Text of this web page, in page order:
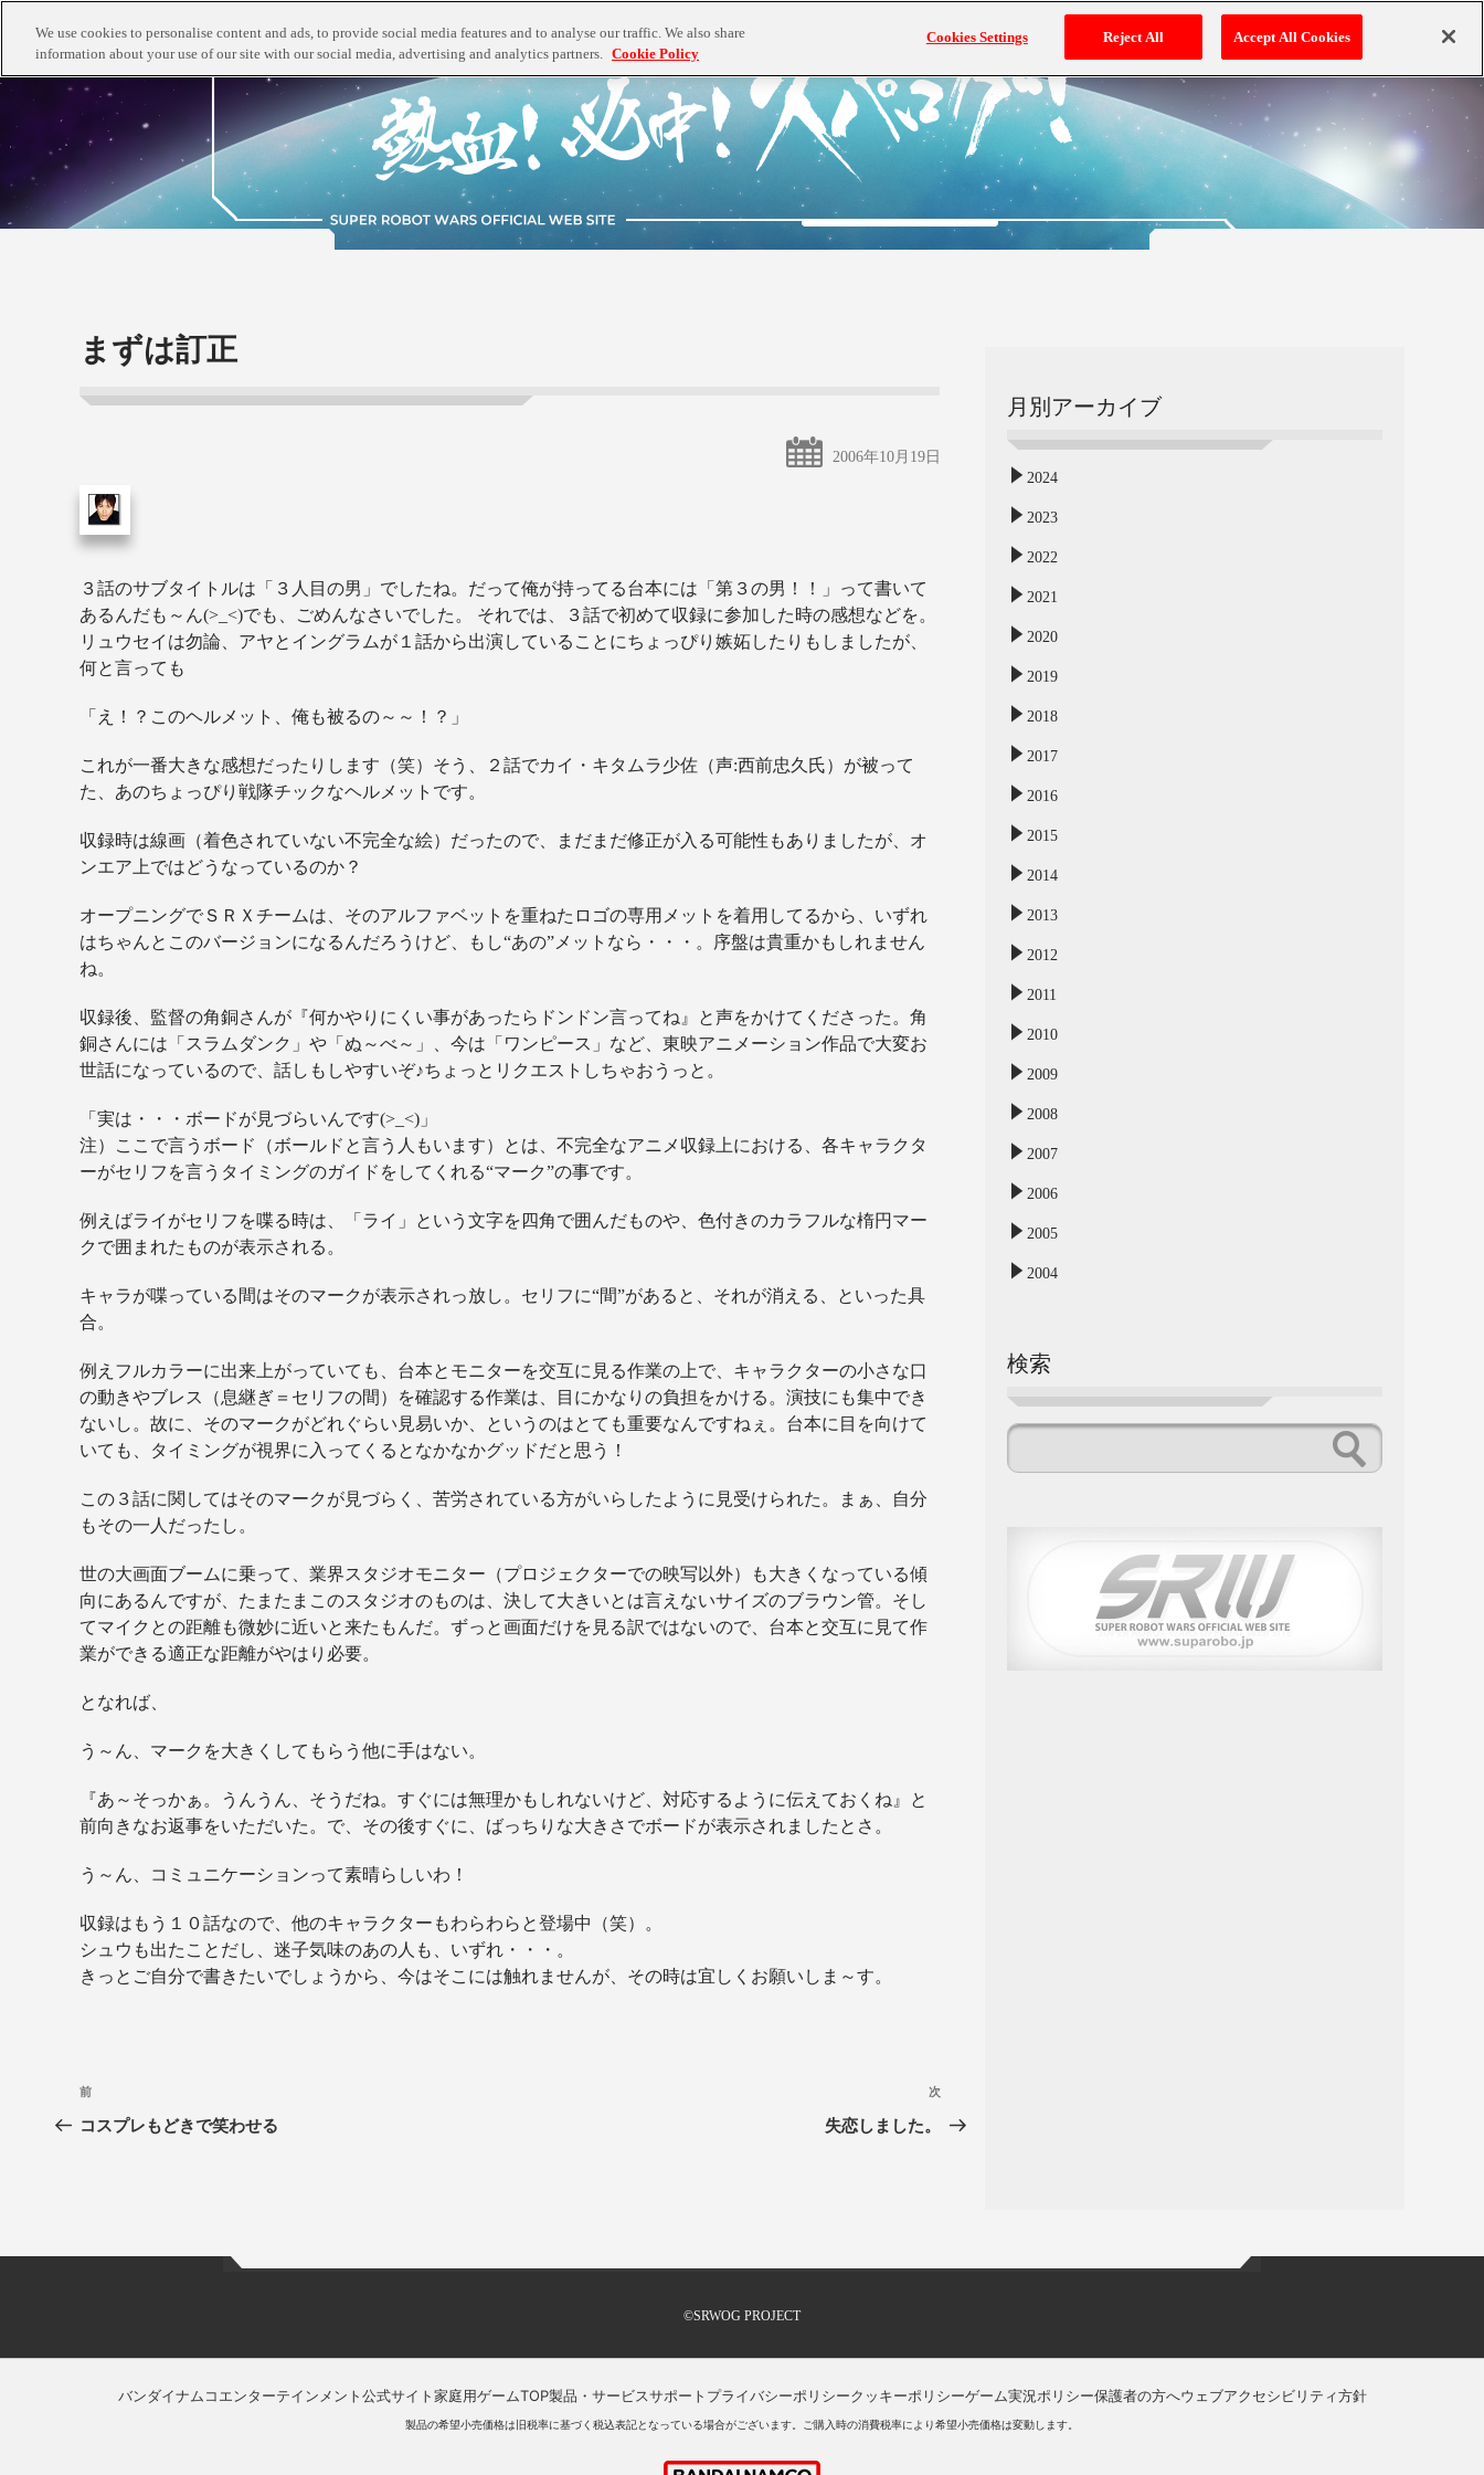
まずは訂正
2006年10月19日
３話のサブタイトルは「３人目の男」でしたね。だって俺が持ってる台本には「第３の男！！」って書いて
あるんだも～ん(>_<)でも、ごめんなさいでした。 それでは、３話で初めて収録に参加した時の感想などを。
リュウセイは勿論、アヤとイングラムが１話から出演していることにちょっぴり嫉妬したりもしましたが、
何と言っても
「え！？このヘルメット、俺も被るの～～！？」
これが一番大きな感想だったりします（笑）そう、２話でカイ・キタムラ少佐（声:西前忠久氏）が被って
た、あのちょっぴり戦隊チックなヘルメットです。
収録時は線画（着色されていない不完全な絵）だったので、まだまだ修正が入る可能性もありましたが、オ
ンエア上ではどうなっているのか？
オープニングでＳＲＸチームは、そのアルファベットを重ねたロゴの専用メットを着用してるから、いずれ
はちゃんとこのバージョンになるんだろうけど、もし“あの”メットなら・・・。序盤は貴重かもしれません
ね。
収録後、監督の角銅さんが『何かやりにくい事があったらドンドン言ってね』と声をかけてくださった。角
銅さんには「スラムダンク」や「ぬ～べ～」、今は「ワンピース」など、東映アニメーション作品で大変お
世話になっているので、話しもしやすいぞ♪ちょっとリクエストしちゃおうっと。
「実は・・・ボードが見づらいんです(>_<)」
注）ここで言うボード（ボールドと言う人もいます）とは、不完全なアニメ収録上における、各キャラクタ
ーがセリフを言うタイミングのガイドをしてくれる“マーク”の事です。
例えばライがセリフを喋る時は、「ライ」という文字を四角で囲んだものや、色付きのカラフルな楕円マー
クで囲まれたものが表示される。
キャラが喋っている間はそのマークが表示されっ放し。セリフに“間”があると、それが消える、といった具
合。
例えフルカラーに出来上がっていても、台本とモニターを交互に見る作業の上で、キャラクターの小さな口
の動きやブレス（息継ぎ＝セリフの間）を確認する作業は、目にかなりの負担をかける。演技にも集中でき
ないし。故に、そのマークがどれぐらい見易いか、というのはとても重要なんですねぇ。台本に目を向けて
いても、タイミングが視界に入ってくるとなかなかグッドだと思う！
この３話に関してはそのマークが見づらく、苦労されている方がいらしたように見受けられた。まぁ、自分
もその一人だったし。
世の大画面ブームに乗って、業界スタジオモニター（プロジェクターでの映写以外）も大きくなっている傾
向にあるんですが、たまたまこのスタジオのものは、決して大きいとは言えないサイズのブラウン管。そし
てマイクとの距離も微妙に近いと来たもんだ。ずっと画面だけを見る訳ではないので、台本と交互に見て作
業ができる適正な距離がやはり必要。
となれば、
う～ん、マークを大きくしてもらう他に手はない。
『あ～そっかぁ。うんうん、そうだね。すぐには無理かもしれないけど、対応するように伝えておくね』と
前向きなお返事をいただいた。で、その後すぐに、ばっちりな大きさでボードが表示されましたとさ。
う～ん、コミュニケーションって素晴らしいわ！
収録はもう１０話なので、他のキャラクターもわらわらと登場中（笑）。
シュウも出たことだし、迷子気味のあの人も、いずれ・・・。
きっとご自分で書きたいでしょうから、今はそこには触れませんが、その時は宜しくお願いしま～す。
前
コスプレもどきで笑わせる
次
失恋しました。
月別アーカイブ
2024
2023
2022
2021
2020
2019
2018
2017
2016
2015
2014
2013
2012
2011
2010
2009
2008
2007
2006
2005
2004
検索
©SRWOG PROJECT
バンダイナムコエンターテインメント公式サイト家庭用ゲームTOP製品・サービスサポート プライバシーポリシークッキーポリシーゲーム実況ポリシー保護者の方へウェブアクセシビリティ方針
製品の希望小売価格は旧税率に基づく税込表記となっている場合がございます。ご購入時の消費税率により希望小売価格は変動します。
We use cookies to personalise content and ads, to provide social media features and to analyse our traffic. We also share
information about your use of our site with our social media, advertising and analytics partners. Cookie Policy
Cookies Settings Reject All Accept All Cookies